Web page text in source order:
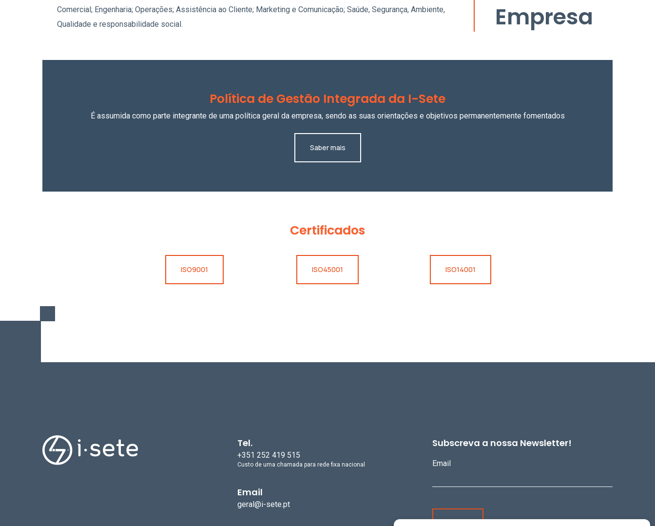
Comercial; Engenharia; Operações; Assistência ao Cliente; Marketing e Comunicação; Saúde, Segurança, Ambiente,
Qualidade e responsabilidade social.
Empresa
Política de Gestão Integrada da I-Sete
É assumida como parte integrante de uma política geral da empresa, sendo as suas orientações e objetivos permanentemente fomentados
Saber mais
Certificados
ISO9001 ISO45001 ISO14001
Tel.
+351 252 419 515
Custo de uma chamada para rede fixa nacional
Email
geral@i-sete.pt
Subscreva a nossa Newsletter!
Email